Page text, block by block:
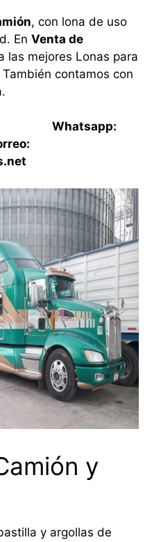
, con lona de uso
En Venta de
las mejores Lonas para
contamos con
Whatsapp:
y
y argollas de